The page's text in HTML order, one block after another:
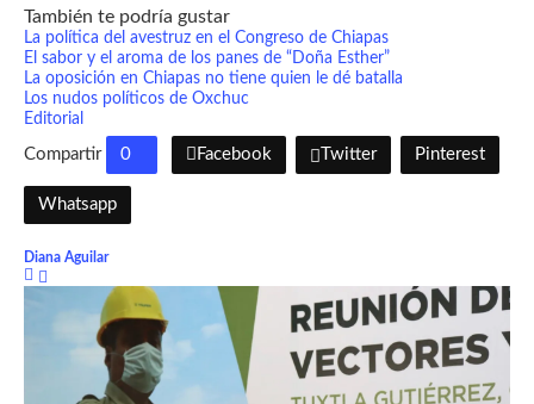
También te podría gustar
La política del avestruz en el Congreso de Chiapas
El sabor y el aroma de los panes de “Doña Esther”
La oposición en Chiapas no tiene quien le dé batalla
Los nudos políticos de Oxchuc
Editorial
Compartir 0 Facebook Twitter Pinterest
Whatsapp
Diana Aguilar